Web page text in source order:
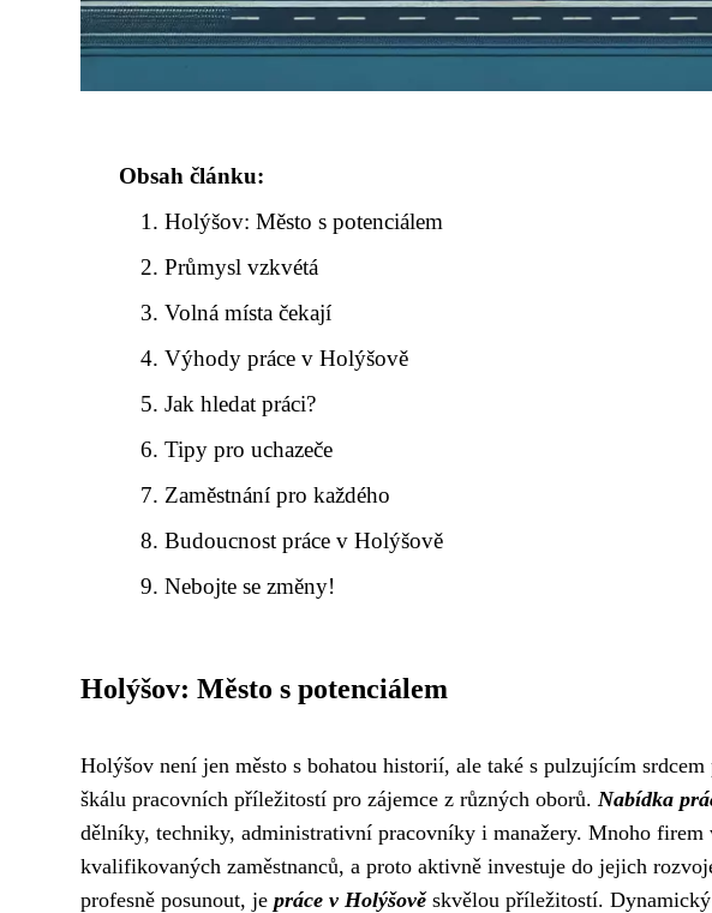
Obsah článku:
Holýšov: Město s potenciálem
Průmysl vzkvétá
Volná místa čekají
Výhody práce v Holýšově
Jak hledat práci?
Tipy pro uchazeče
Zaměstnání pro každého
Budoucnost práce v Holýšově
Nebojte se změny!
Holýšov: Město s potenciálem
Holýšov není jen město s bohatou historií, ale také s pulzujícím
škálu pracovních příležitostí pro zájemce z různých oborů. Nabídka
dělníky, techniky, administrativní pracovníky i manažery. Mnoho
kvalifikovaných zaměstnanců, a proto aktivně investuje do jejich
profesně posunout, je práce v Holýšověskvělou příležitostí.